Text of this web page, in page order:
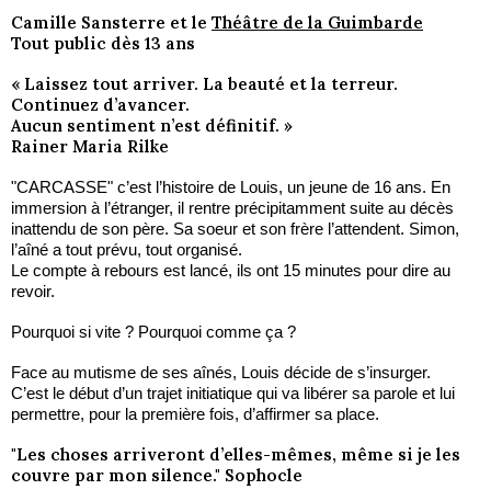
Camille Sansterre et le Théâtre de la Guimbarde
Tout public dès 13 ans
« Laissez tout arriver. La beauté et la terreur.
Continuez d’avancer.
Aucun sentiment n’est définitif. »
Rainer Maria Rilke
"CARCASSE" c’est l’histoire de Louis, un jeune de 16 ans. En
immersion à l’étranger, il rentre précipitamment suite au décès
inattendu de son père. Sa soeur et son frère l’attendent. Simon,
l’aîné a tout prévu, tout organisé.
Le compte à rebours est lancé, ils ont 15 minutes pour dire au
revoir.
Pourquoi si vite ? Pourquoi comme ça ?
Face au mutisme de ses aînés, Louis décide de s’insurger.
C’est le début d’un trajet initiatique qui va libérer sa parole et lui
permettre, pour la première fois, d’affirmer sa place.
"Les choses arriveront d’elles-mêmes, même si je les
couvre par mon silence." Sophocle